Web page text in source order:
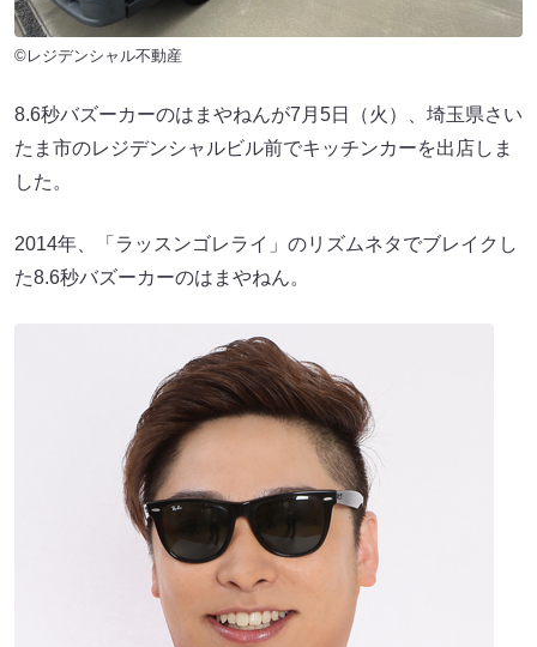
©レジデンシャル不動産
8.6秒バズーカーのはまやねんが7月5日（火）、埼玉県さい
たま市のレジデンシャルビル前でキッチンカーを出店しま
した。
2014年、「ラッスンゴレライ」のリズムネタでブレイクし
た8.6秒バズーカーのはまやねん。